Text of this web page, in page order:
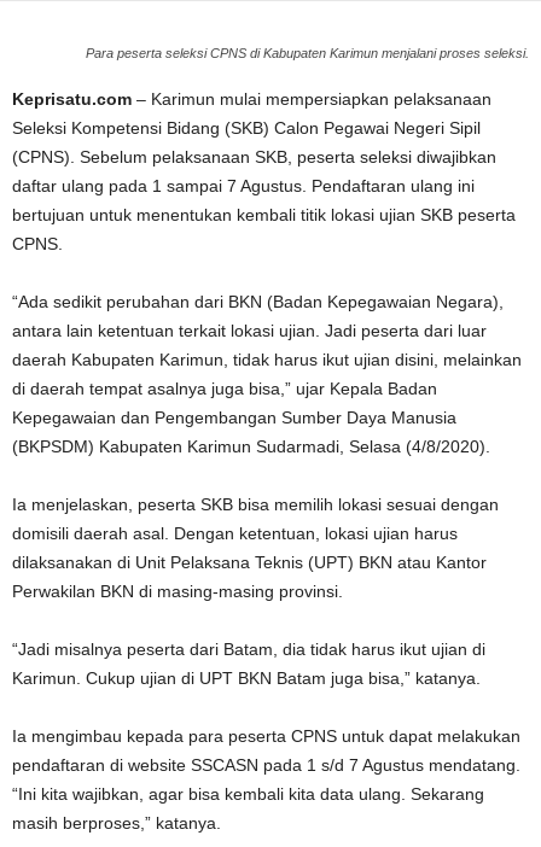
Para peserta seleksi CPNS di Kabupaten Karimun menjalani proses seleksi.
Keprisatu.com – Karimun mulai mempersiapkan pelaksanaan
Seleksi Kompetensi Bidang (SKB) Calon Pegawai Negeri Sipil
(CPNS). Sebelum pelaksanaan SKB, peserta seleksi diwajibkan
daftar ulang pada 1 sampai 7 Agustus. Pendaftaran ulang ini
bertujuan untuk menentukan kembali titik lokasi ujian SKB peserta
CPNS.
“Ada sedikit perubahan dari BKN (Badan Kepegawaian Negara),
antara lain ketentuan terkait lokasi ujian. Jadi peserta dari luar
daerah Kabupaten Karimun, tidak harus ikut ujian disini, melainkan
di daerah tempat asalnya juga bisa,” ujar Kepala Badan
Kepegawaian dan Pengembangan Sumber Daya Manusia
(BKPSDM) Kabupaten Karimun Sudarmadi, Selasa (4/8/2020).
Ia menjelaskan, peserta SKB bisa memilih lokasi sesuai dengan
domisili daerah asal. Dengan ketentuan, lokasi ujian harus
dilaksanakan di Unit Pelaksana Teknis (UPT) BKN atau Kantor
Perwakilan BKN di masing-masing provinsi.
“Jadi misalnya peserta dari Batam, dia tidak harus ikut ujian di
Karimun. Cukup ujian di UPT BKN Batam juga bisa,” katanya.
Ia mengimbau kepada para peserta CPNS untuk dapat melakukan
pendaftaran di website SSCASN pada 1 s/d 7 Agustus mendatang.
“Ini kita wajibkan, agar bisa kembali kita data ulang. Sekarang
masih berproses,” katanya.